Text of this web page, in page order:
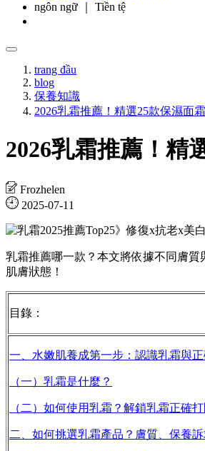
ngôn ngữ ｜ Tiền tệ
trang đầu
blog
保養知識
2026乳霜推薦！精選25款保濕面
2026乳霜推薦！精
Frozhelen
2025-07-11
乳霜推薦哪一款？本文將依據不同膚
肌膚狀態！
目錄：
一、水嫩肌養成第一步：認識乳霜與
（一）乳霜是什麼？
（二）如何使用乳霜？解鎖乳霜正確打
二、如何挑選乳霜產品？膚質、保養